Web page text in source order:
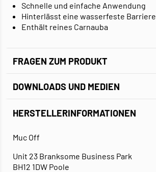
Schnelle und einfache Anwendung
Hinterlässt eine wasserfeste Barriere
Enthält reines Carnauba
FRAGEN ZUM PRODUKT
DOWNLOADS UND MEDIEN
SICHERHEITSDATENBLATT
HERSTELLERINFORMATIONEN
Muc Off
Unit 23 Branksome Business Park
BH12 1DW Poole